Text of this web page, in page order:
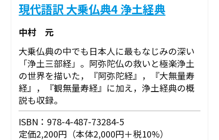
現代語訳 大乗仏典4 浄土経典
中村 元
大乗仏典の中でも日本人に最もなじみの深い
「浄土三部経」。阿弥陀仏の救いと極楽浄土
の世界を描いた，『阿弥陀経』，『大無量寿
経』，『観無量寿経』に加え，浄土経典の概
説も収録。
ISBN：978-4-487-73284-5
定価2,200円（本体2,000円＋税10%）